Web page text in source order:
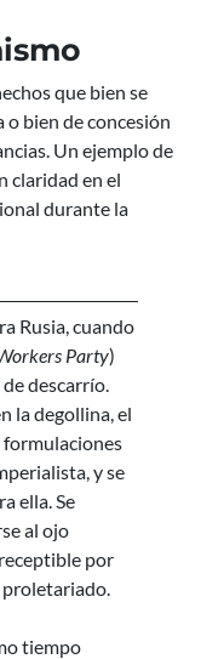
que bien se
bien de concesión
Un ejemplo de
claridad en el
durante la
Rusia, cuando
Party)
descarrío.
la degollina, el
formulaciones
y se
ella. Se
al ojo
por
tiempo